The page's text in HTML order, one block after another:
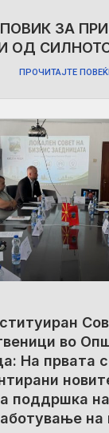
ЗА
ОД
ПРОЧИТАЈТЕ
во
На првата
поддршка